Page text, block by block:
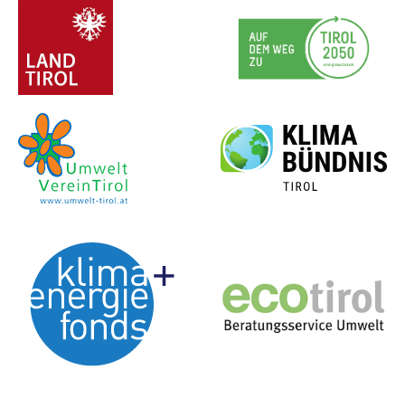
ProjektpartnerInnen